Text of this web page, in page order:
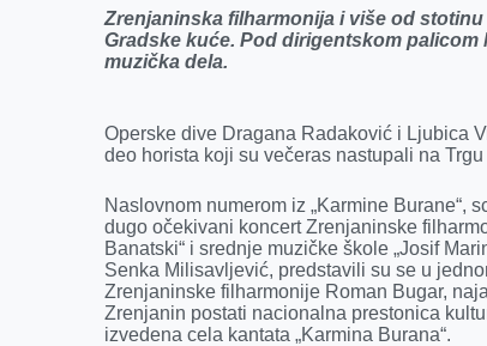
o
o
n
r
d
A
Zrenjaninska filharmonija i više od
Gradske kuće. Pod dirigentskom
muzička dela.
Operske dive Dragana Radaković i Ljubica
deo horista koji su večeras nastupali na
Naslovnom numerom iz „Karmine Burane“,
dugo očekivani koncert Zrenjaninske
Banatski“ i srednje muzičke škole „Josif
Senka Milisavljević, predstavili su se u
Zrenjaninske filharmonije Roman Bugar,
Zrenjanin postati nacionalna prestonica
izvedena cela kantata „Karmina Burana“.